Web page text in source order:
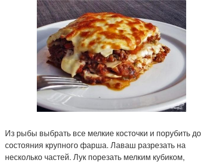
Из рыбы выбрать все мелкие косточки и порубить до
состояния крупного фарша. Лаваш разрезать на
несколько частей. Лук порезать мелким кубиком,